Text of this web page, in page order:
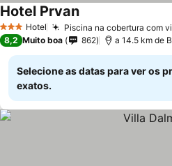
3 EstrelasHotel Piscina na cobertura com
Hotel Prvan
8,2 Muito boa 862 a 14.5 km de
Selecione as datas para ver os
exatos.